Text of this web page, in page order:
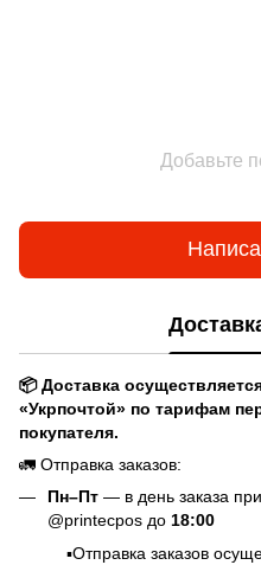
Добавьте
📦 Доставка
«Укрпочтой» по тарифам
покупателя.
🚛 Отправка заказов:
Пн–Пт — в день заказа
@printecpos до 18:00
▪️Отправка заказов